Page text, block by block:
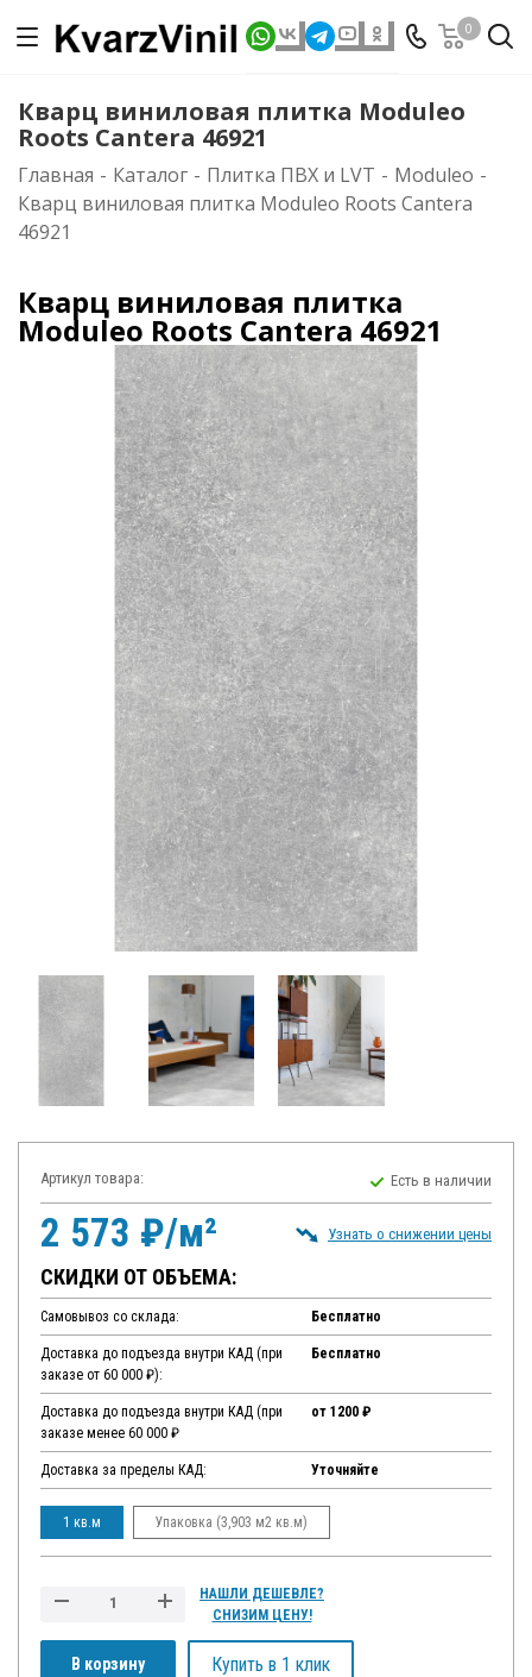
0
Кварц виниловая плитка Moduleo
Roots Cantera 46921
Главная - Каталог - Плитка ПВХ и LVT - Moduleo -
Кварц виниловая плитка Moduleo Roots Cantera
46921
Кварц виниловая плитка
Moduleo Roots Cantera 46921
Артикул товара: Есть в наличии
2 573 ₽/м² Узнать о снижении цены
СКИДКИ ОТ ОБЪЕМА:
Самовывоз со склада: Бесплатно
Доставка до подъезда внутри КАД (при
заказе от 60 000 ₽):
Бесплатно
Доставка до подъезда внутри КАД (при
заказе менее 60 000 ₽
от 1200 ₽
Доставка за пределы КАД: Уточняйте
1 кв.м Упаковка (3,903 м2 кв.м)
В корзину
НАШЛИ ДЕШЕВЛЕ?
СНИЗИМ ЦЕНУ!
Купить в 1 клик